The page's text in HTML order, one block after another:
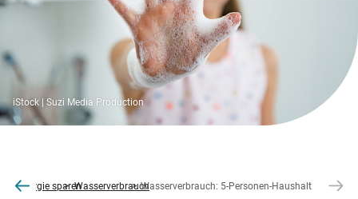
iStock | Suzi Media Production
Energie sparenWasserverbrauchWasserverbrauch: 5-Personen-Haushalt